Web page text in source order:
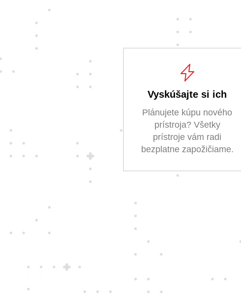
Vyskúšajte si ich
Plánujete kúpu nového
prístroja? Všetky
prístroje vám radi
bezplatne zapožičiame.